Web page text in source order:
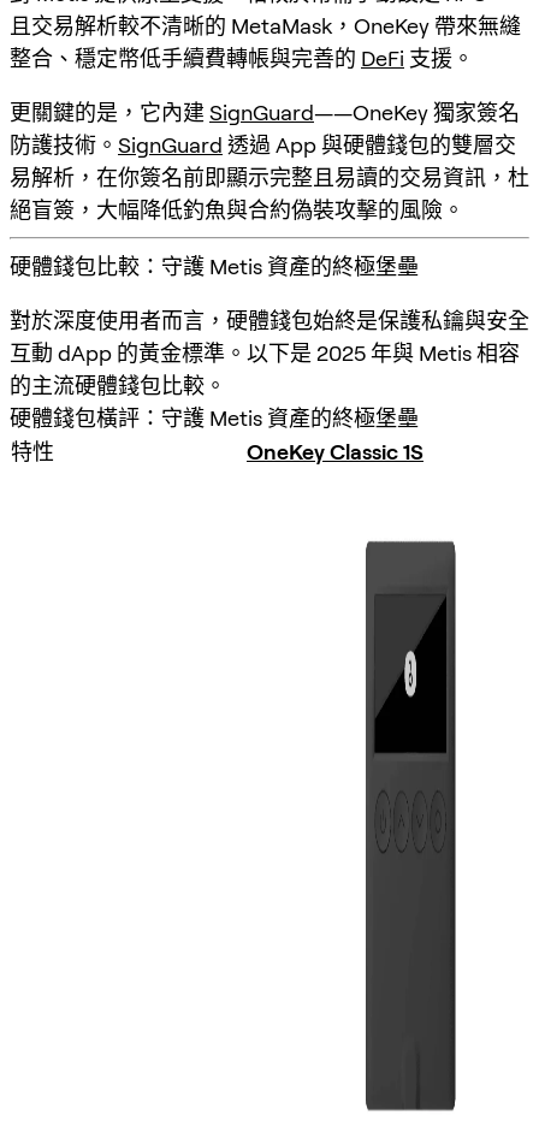
且交易解析較不清晰的 MetaMask，OneKey 帶來無縫
整合、穩定幣低手續費轉帳與完善的 DeFi 支援。
更關鍵的是，它內建 SignGuard——OneKey 獨家簽名
防護技術。 SignGuard 透過 App 與硬體錢包的雙層交
易解析，在你簽名前即顯示完整且易讀的交易資訊，杜
絕盲簽，大幅降低釣魚與合約偽裝攻擊的風險。
硬體錢包比較：守護 Metis 資產的終極堡壘
對於深度使用者而言，硬體錢包始終是保護私鑰與安全
互動 dApp 的黃金標準。以下是 2025 年與 Metis 相容
的主流硬體錢包比較。
硬體錢包橫評：守護 Metis 資產的終極堡壘
特性
OneKey Classic 1S